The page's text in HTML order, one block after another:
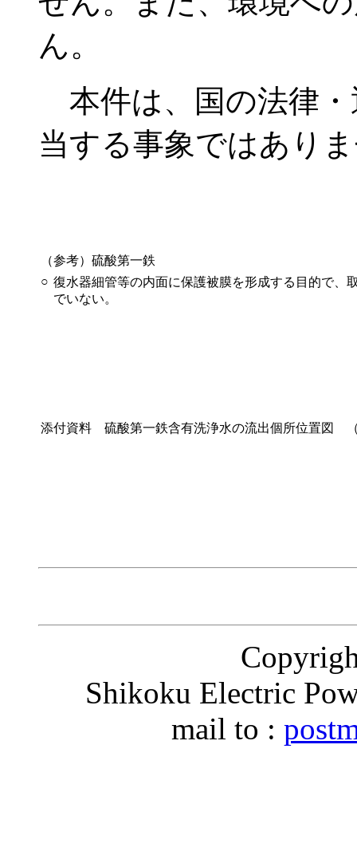
ん。
本件は、国の法律・
当する事象ではあり
（参考）硫酸第一鉄
○ 復水器細管等の内面に保護被膜を形成する目的で、
でいない。
添付資料 硫酸第一鉄含有洗浄水の流出個所位置図
Shikoku Electric
mail to :